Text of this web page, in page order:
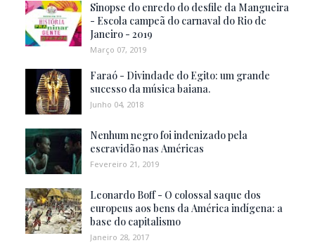
Sinopse do enredo do desfile da Mangueira
- Escola campeã do carnaval do Rio de
Janeiro - 2019
Março 07, 2019
Faraó - Divindade do Egito: um grande
sucesso da música baiana.
Junho 04, 2018
Nenhum negro foi indenizado pela
escravidão nas Américas
Fevereiro 21, 2019
Leonardo Boff - O colossal saque dos
europeus aos bens da América indígena: a
base do capitalismo
Janeiro 28, 2017